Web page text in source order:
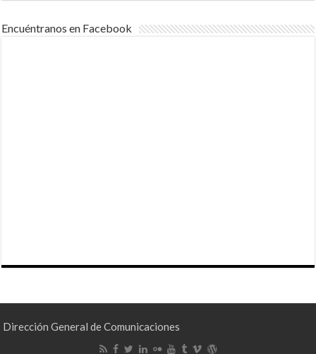
Encuéntranos en Facebook
Dirección General de Comunicaciones